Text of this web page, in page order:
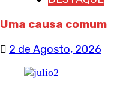
Uma causa comum
2 de Agosto, 2026